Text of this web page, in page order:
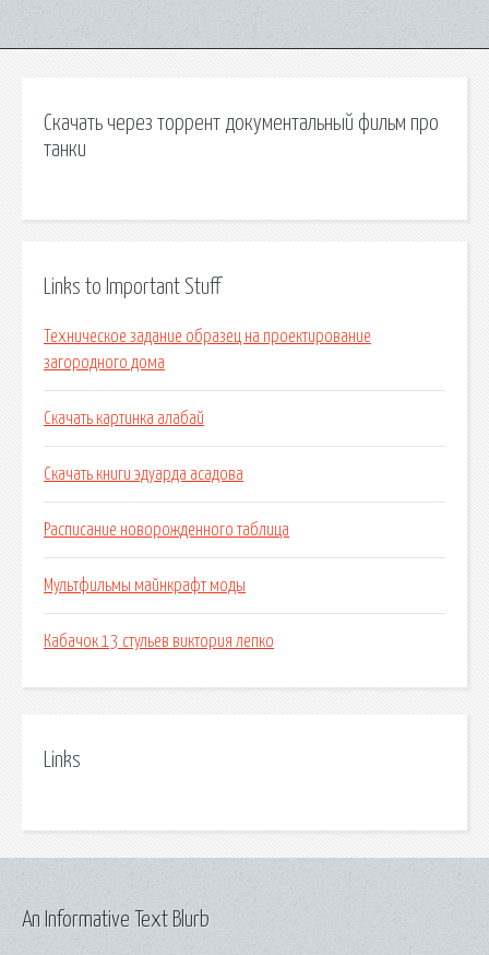
Скачать через торрент документальный фильм про
танки
Links to Important Stuff
Техническое задание образец на проектирование
загородного дома
Скачать картинка алабай
Скачать книги эдуарда асадова
Расписание новорожденного таблица
Мультфильмы майнкрафт моды
Кабачок 13 стульев виктория лепко
Links
An Informative Text Blurb